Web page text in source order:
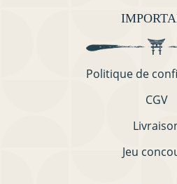
Politique de
CGV
Jeu